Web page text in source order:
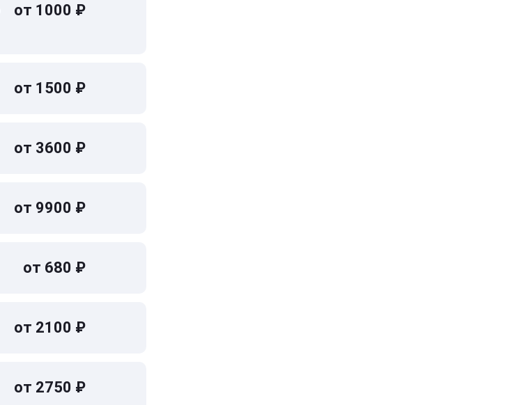
от 1000 ₽
от 1500 ₽
от 3600 ₽
от 9900 ₽
от 680 ₽
от 2100 ₽
от 2750 ₽